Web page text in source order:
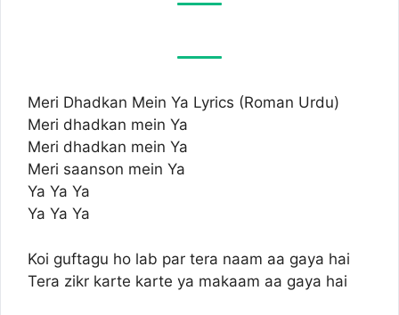
Meri Dhadkan Mein Ya Lyrics (Roman Urdu)
Meri dhadkan mein Ya
Meri dhadkan mein Ya
Meri saanson mein Ya
Ya Ya Ya
Ya Ya Ya
Koi guftagu ho lab par tera naam aa gaya hai
Tera zikr karte karte ya makaam aa gaya hai